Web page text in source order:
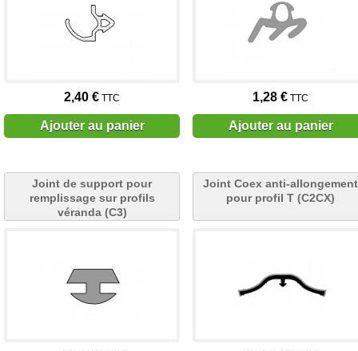
2,40 € TTC
Ajouter au panier
1,28 € TTC
Ajouter au panier
Joint de support pour
remplissage sur profils
véranda (C3)
Joint Coex anti-allongement
pour profil T (C2CX)